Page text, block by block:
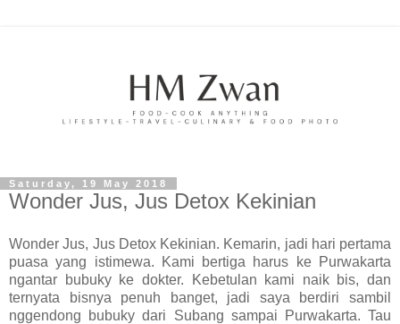
Saturday, 19 May 2018
Wonder Jus, Jus Detox Kekinian
Wonder Jus, Jus Detox Kekinian. Kemarin, jadi hari pertama
puasa yang istimewa. Kami bertiga harus ke Purwakarta
ngantar bubuky ke dokter. Kebetulan kami naik bis, dan
ternyata bisnya penuh banget, jadi saya berdiri sambil
nggendong bubuky dari Subang sampai Purwakarta. Tau